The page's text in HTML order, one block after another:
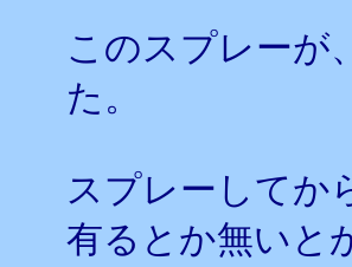
このスプレーが
た。
スプレーしてか
有るとか無いと